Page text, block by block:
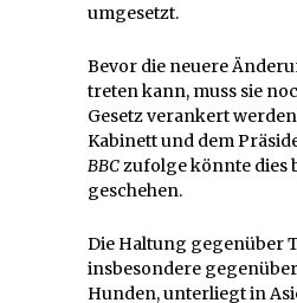
umgesetzt.
Bevor die neuere
treten kann, muss sie
Gesetz verankert
Kabinett und dem
BBCzufolge könnte dies
geschehen.
Die Haltung gegenüber
insbesondere
Hunden, unterliegt in